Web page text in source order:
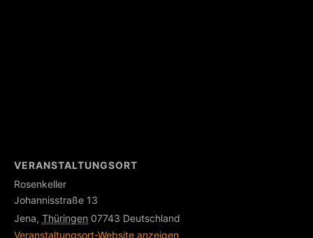
VERANSTALTUNGSORT
Rosenkeller
Johannisstraße 13
Jena, Thüringen 07743 Deutschland
Veranstaltungsort-Website anzeigen